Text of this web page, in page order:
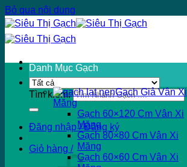
Bỏ qua nội dung
Tìm kiếm:
Đăng nhập / Đăng ký
Giỏ hàng /
Danh Mục Gạch
Gạch Giả Vân Xi
Măng
Gạch 60×120 Cm Vân Xi
Măng
Gạch 80×80 Cm Vân Xi
Măng
Gạch 60×60 Cm Vân Xi